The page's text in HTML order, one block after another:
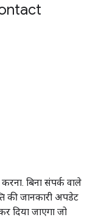
बिना संपर्क वाले
की जानकारी अपडेट
दिया जाएगा जो